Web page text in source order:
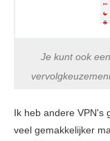
Je kunt ook
Ik heb andere VPN's
veel gemakkelijker